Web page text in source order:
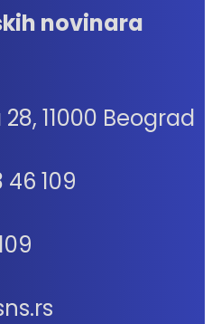
novinara
11000 Beograd
46 109